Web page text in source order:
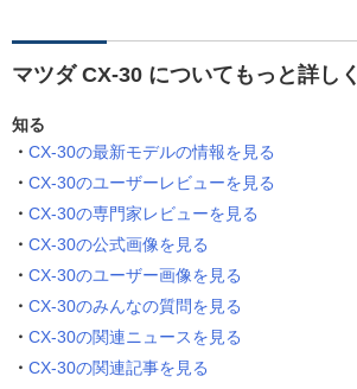
マツダ CX-30 についてもっと詳しく
知る
CX-30の最新モデルの情報を見る
CX-30のユーザーレビューを見る
CX-30の専門家レビューを見る
CX-30の公式画像を見る
CX-30のユーザー画像を見る
CX-30のみんなの質問を見る
CX-30の関連ニュースを見る
CX-30の関連記事を見る